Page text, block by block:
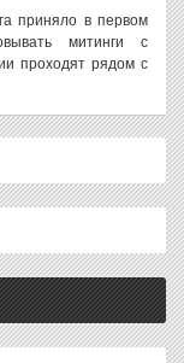
приняло в первом
митинги с
проходят рядом с